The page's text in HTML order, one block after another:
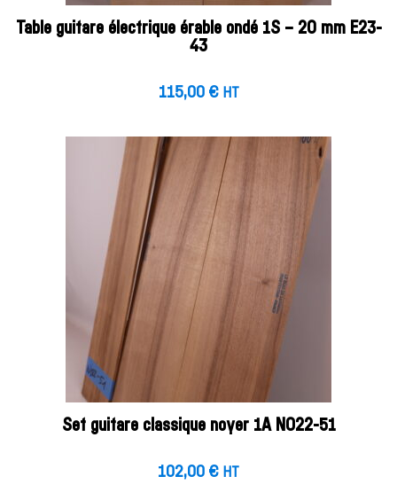
Table guitare électrique érable ondé 1S – 20 mm E23-
43
115,00 € HT
Set guitare classique noyer 1A NO22-51
102,00 € HT